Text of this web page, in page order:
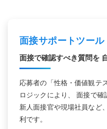
面接サポートツール
面接で確認すべき質問を
応募者の「性格・価値観テ
ロジックにより、 面接で確
新人面接官や現場社員など
利です。